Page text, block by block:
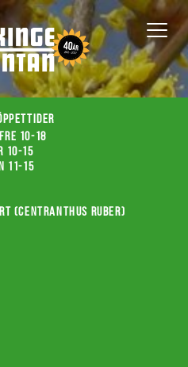
10-18
10-15
11-15
(Centranthus ruber)